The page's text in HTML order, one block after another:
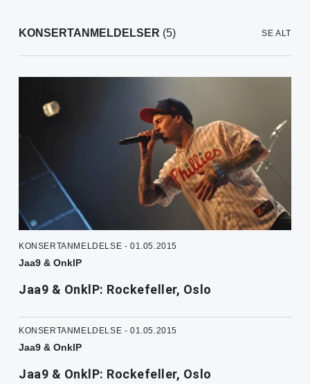
KONSERTANMELDELSER (5) SE ALT
KONSERTANMELDELSE - 01.05.2015
Jaa9 & OnklP
Jaa9 & OnklP: Rockefeller, Oslo
KONSERTANMELDELSE - 01.05.2015
Jaa9 & OnklP
Jaa9 & OnklP: Rockefeller, Oslo